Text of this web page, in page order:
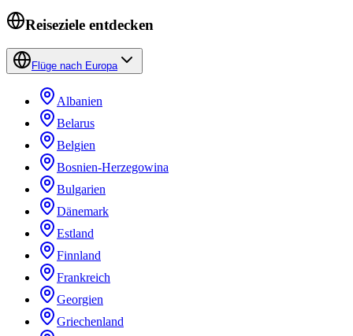
Reiseziele entdecken
Flüge nach Europa
Albanien
Belarus
Belgien
Bosnien-Herzegowina
Bulgarien
Dänemark
Estland
Finnland
Frankreich
Georgien
Griechenland